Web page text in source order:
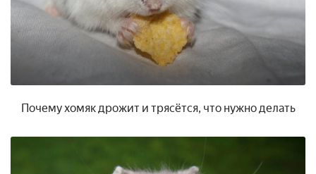
Почему хомяк дрожит и трясётся, что нужно делать